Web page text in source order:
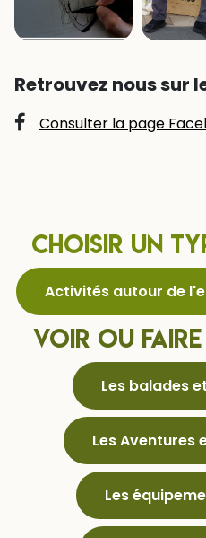
Retrouvez nous sur
Consulter la page
Choisir un
Activités autour de
Voir ou
Les balades
Les Aventures
Les